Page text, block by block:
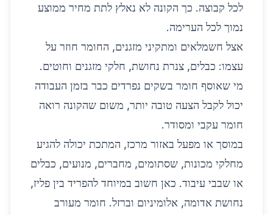
לכל קבוצה. כך הקונה לא נאלץ לתת מחיר ממוצע
נמוך לכל הערימה.
אצל חשמלאים ומתקיני מזגנים, החומר חוזר על
עצמו: כבלים, צנרת נחושת, חלקי מזגנים וחוטים.
מי שאוסף חומר בשקים נפרדים כבר בזמן העבודה
יכול לקבל הצעה טובה יותר, משום שהקונה רואה
חומר עקבי ומסודר.
במוסך או מפעל באזור מרכז, המתכת יכולה להגיע
מחלקי מכונות, שסתומים, מחברים, מנועים, כבלים
או שבבי עיבוד. כאן חשוב במיוחד להפריד בין פליז,
נחושת אדומה, אלומיניום וברזל. חומר מעורב